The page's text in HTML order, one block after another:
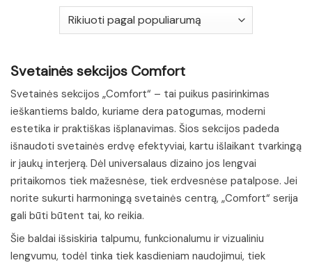
Svetainės sekcijos Comfort
Svetainės sekcijos „Comfort“ – tai puikus pasirinkimas
ieškantiems baldo, kuriame dera patogumas, moderni
estetika ir praktiškas išplanavimas. Šios sekcijos padeda
išnaudoti svetainės erdvę efektyviai, kartu išlaikant tvarkingą
ir jaukų interjerą. Dėl universalaus dizaino jos lengvai
pritaikomos tiek mažesnėse, tiek erdvesnėse patalpose. Jei
norite sukurti harmoningą svetainės centrą, „Comfort“ serija
gali būti būtent tai, ko reikia.
Šie baldai išsiskiria talpumu, funkcionalumu ir vizualiniu
lengvumu, todėl tinka tiek kasdieniam naudojimui, tiek